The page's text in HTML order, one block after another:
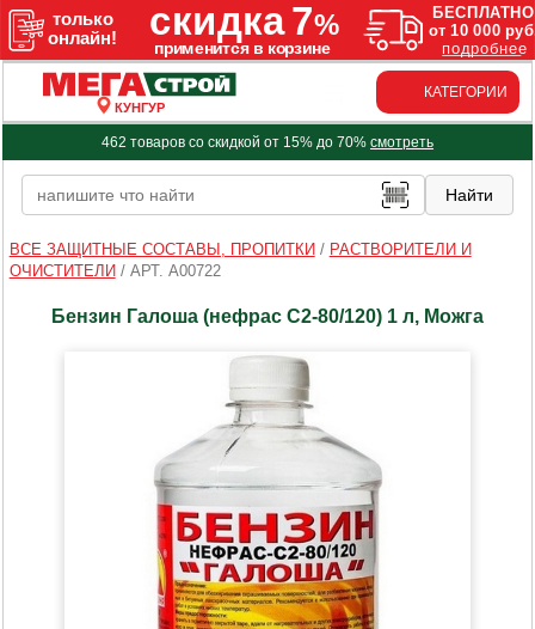
КУНГУР
КАТЕГОРИИ
462 товаров со скидкой от 15% до 70% смотреть
ВСЕ ЗАЩИТНЫЕ СОСТАВЫ, ПРОПИТКИ / РАСТВОРИТЕЛИ И
ОЧИСТИТЕЛИ / АРТ. A00722
Бензин Галоша (нефрас С2-80/120) 1 л, Можга